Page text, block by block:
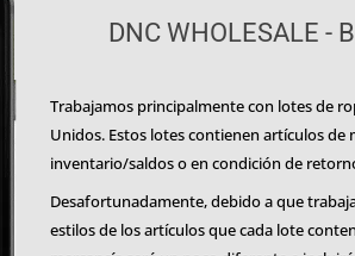
DNC WHOLESALE -
Trabajamos principalmente con lotes de
Unidos. Estos lotes contienen artículos
inventario/saldos o en condición de
Desafortunadamente, debido a que
estilos de los artículos que cada lote